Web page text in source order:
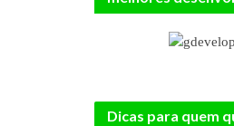
Dicas para quem